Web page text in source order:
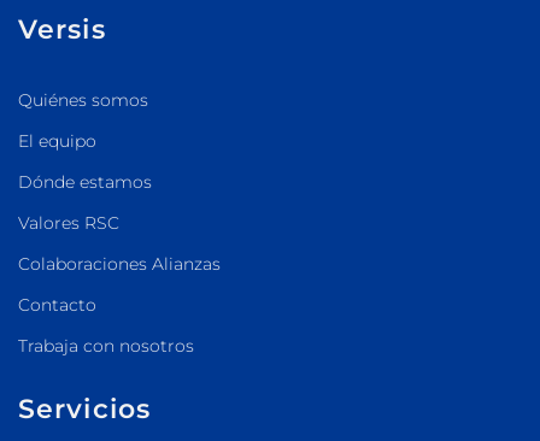
Versis
Quiénes somos
El equipo
Dónde estamos
Valores RSC
Colaboraciones Alianzas
Contacto
Trabaja con nosotros
Servicios